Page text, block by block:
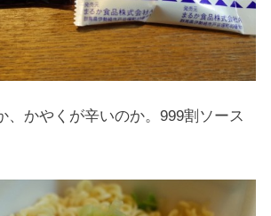
、かやくが辛いのか。999割ソース